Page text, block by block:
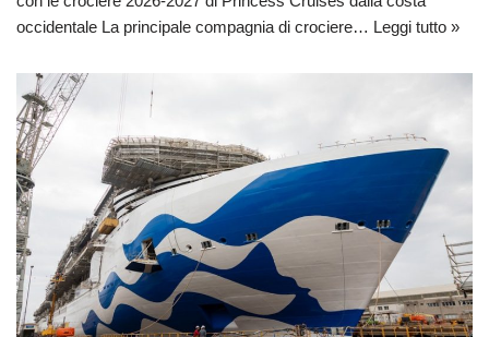
occidentale La principale compagnia di crociere… Leggi tutto »